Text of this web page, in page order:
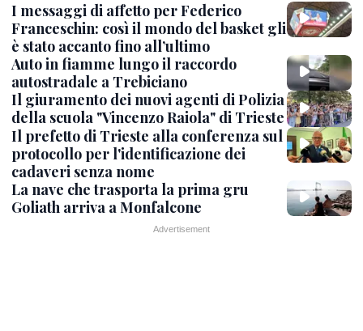
I messaggi di affetto per Federico
Franceschin: così il mondo del basket gli
è stato accanto fino all’ultimo
Auto in fiamme lungo il raccordo
autostradale a Trebiciano
Il giuramento dei nuovi agenti di Polizia
della scuola "Vincenzo Raiola" di Trieste
Il prefetto di Trieste alla conferenza sul
protocollo per l'identificazione dei
cadaveri senza nome
La nave che trasporta la prima gru
Goliath arriva a Monfalcone